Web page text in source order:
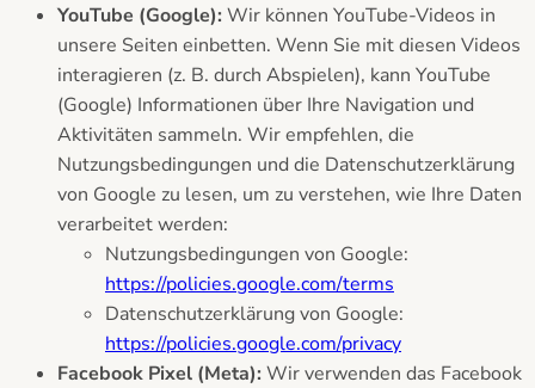
YouTube (Google): Wir können YouTube-Videos in
unsere Seiten einbetten. Wenn Sie mit diesen Videos
interagieren (z. B. durch Abspielen), kann YouTube
(Google) Informationen über Ihre Navigation und
Aktivitäten sammeln. Wir empfehlen, die
Nutzungsbedingungen und die Datenschutzerklärung
von Google zu lesen, um zu verstehen, wie Ihre Daten
verarbeitet werden:
Nutzungsbedingungen von Google:
https://policies.google.com/terms
Datenschutzerklärung von Google:
https://policies.google.com/privacy
Facebook Pixel (Meta): Wir verwenden das Facebook